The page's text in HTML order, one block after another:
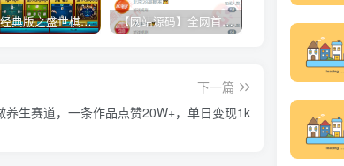
网狐经典版之盛世棋牌完整游戏源码（包含文档、架设教程、网站、源代码等） 【网站源码】全网首发+旗舰28完美运营Java版高仿28圈+彩种丰富+机器人+眯牌
下一篇
养生赛道，一条作品点赞20W+，单日变现1k